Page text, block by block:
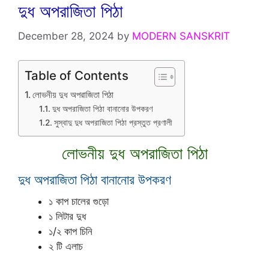
দুধ অপরাজিতা পিঠা
December 28, 2024 by MODERN SANSKRIT
Table of Contents
লোভনীয় দুধ অপরাজিতা পিঠা
দুধ অপরাজিতা পিঠা বানানোর উপকরণ
সুস্বাদু দুধ অপরাজিতা পিঠা প্রস্তুত প্রণালী
লোভনীয় দুধ অপরাজিতা পিঠা
দুধ অপরাজিতা পিঠা বানানোর উপকরণ
১ কাপ চালের গুড়ো
১ লিটার দুধ
১/২ কাপ চিনি
২ টি এলাচ